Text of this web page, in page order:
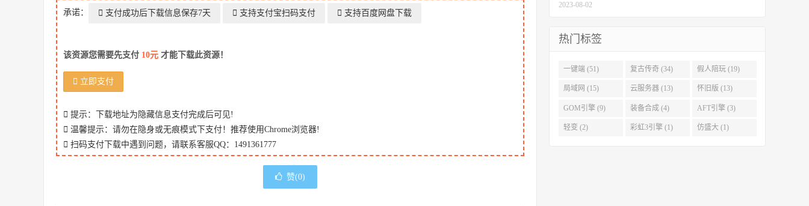
承诺： 支付成功后下载信息保存7天 支持支付宝扫码支付 支持百度网盘下载
该资源您需要先支付 10元 才能下载此资源！
立即支付
提示：下载地址为隐藏信息支付完成后可见!
温馨提示：请勿在隐身或无痕模式下支付！推荐使用Chrome浏览器!
扫码支付下载中遇到问题，请联系客服QQ：1491361777
赞(0)
2023-08-02
热门标签
一键端 (51) 复古传奇 (34) 假人陪玩 (19)
局域网 (15) 云服务器 (13) 怀旧版 (13)
GOM引擎 (9) 装备合成 (4) AFT引擎 (3)
轻变 (2) 彩虹3引擎 (1) 仿盛大 (1)